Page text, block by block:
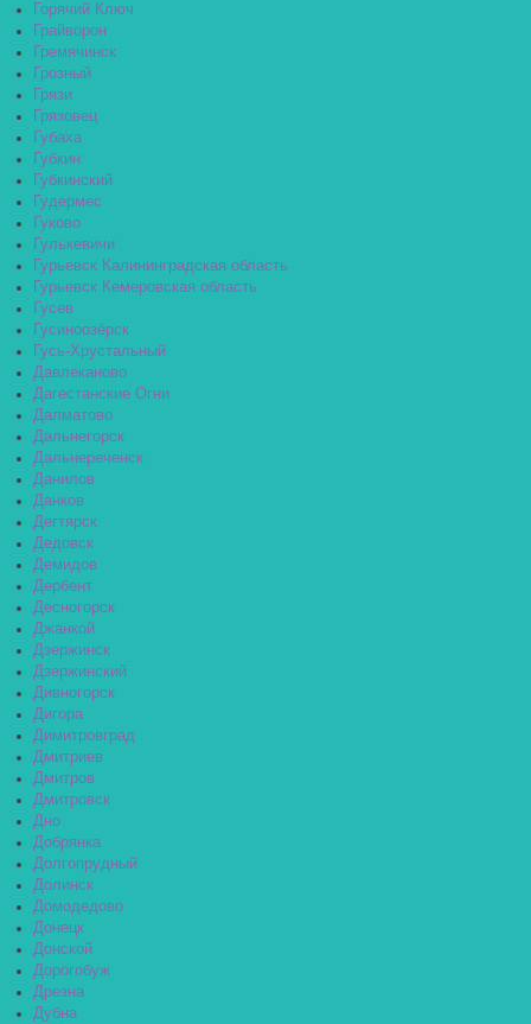
Горячий Ключ
Грайворон
Гремячинск
Грозный
Грязи
Грязовец
Губаха
Губкин
Губкинский
Гудермес
Гуково
Гулькевичи
Гурьевск Калининградская область
Гурьевск Кемеровская область
Гусев
Гусиноозёрск
Гусь-Хрустальный
Давлеканово
Дагестанские Огни
Далматово
Дальнегорск
Дальнереченск
Данилов
Данков
Дегтярск
Дедовск
Демидов
Дербент
Десногорск
Джанкой
Дзержинск
Дзержинский
Дивногорск
Дигора
Димитровград
Дмитриев
Дмитров
Дмитровск
Дно
Добрянка
Долгопрудный
Долинск
Домодедово
Донецк
Донской
Дорогобуж
Дрезна
Дубна